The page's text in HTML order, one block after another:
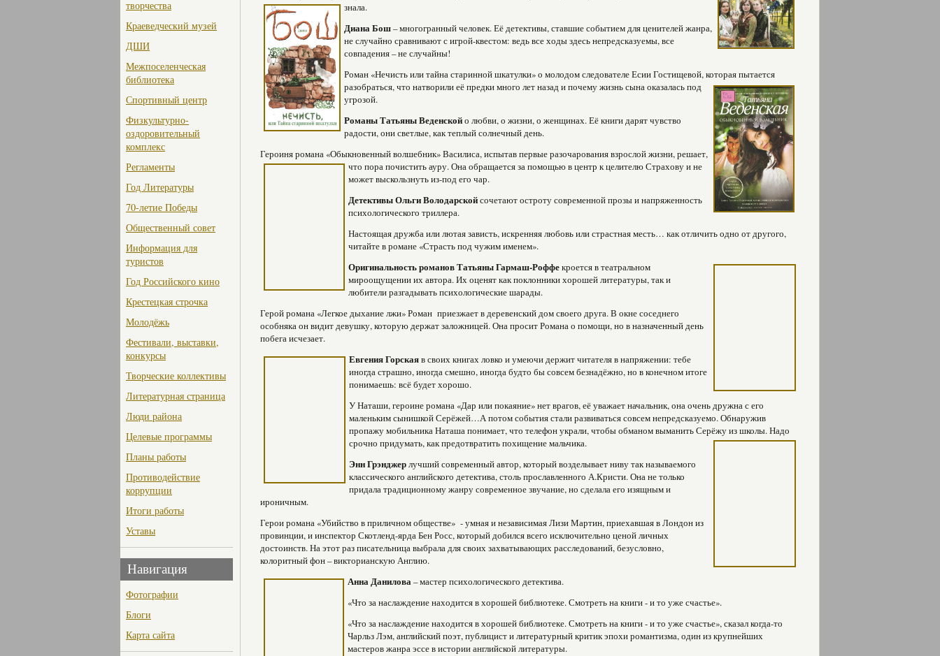
творчества
Краеведческий музей
ДШИ
Межпоселенческая
библиотека
Спортивный центр
Физкультурно-
оздоровительный
комплекс
Регламенты
Год Литературы
70-летие Победы
Общественный совет
Информация для
туристов
Год Российского кино
Крестецкая строчка
Молодёжь
Фестивали, выставки,
конкурсы
Творческие коллективы
Литературная страница
Люди района
Целевые программы
Планы работы
Противодействие
коррупции
Итоги работы
Уставы
Навигация
Фотографии
Блоги
Карта сайта
знала.
Диана Бош– многогранный человек. Её детективы, ставшие событием для ценителей жанра,
не случайно сравнивают с игрой-квестом: ведь все ходы здесь непредсказуемы, все
совпадения – не случайны!
Роман «Нечисть или тайна старинной шкатулки» о молодом следователе Есии Гостищевой, которая пытается
разобраться, что натворили её предки много лет назад ипочему жизнь сына оказалась под
угрозой.
Романы Татьяны Веденскойо любви, о жизни, о женщинах. Её книги дарят чувство
радости, они светлые, как теплый солнечный день.
Героиня романа «Обыкновенный волшебник» Василиса, испытав первые разочарования взрослой жизни, решает,
что пора почистить ауру. Она обращается запомощью в центр к целителю Страхову и не
может выскользнуть из-под его чар.
Детективы Ольги Володарскойсочетают остроту современной прозы и напряженность
психологического триллера.
Настоящая дружба или лютая зависть, искренняя любовь или страстная месть… как отличить одно от другого,
читайте в романе «Страсть под чужим именем».
Оригинальность романов Татьяны Гармаш-Роффекроется в театральном
мироощущении их автора. Их оценят как поклонники хорошей литературы, так и
любители разгадывать психологические шарады.
Герой романа «Легкое дыхание лжи» Роман приезжает в деревенский дом своего друга. В окне соседнего
особняка он видит девушку, которую держат заложницей. Она просит Романа о помощи, но в назначенный день
побега исчезает.
Евгения Горскаяв своих книгах ловко и умеючи держит читателя в напряжении: тебе
иногда страшно, иногда смешно, иногда будто бы совсем безнадёжно, но в конечном итоге
понимаешь: всё будет хорошо.
У Наташи, героине романа «Дар или покаяние» нет врагов, её уважает начальник, она очень дружна с его
маленьким сынишкой Серёжей…А потом события стали развиваться совсем непредсказуемо. Обнаружив
пропажу мобильника Наташа понимает, что телефон украли, чтобы обманом выманить Серёжу из школы. Надо
срочно придумать, как предотвратить похищение мальчика.
Энн Грэнджерлучший современный автор, который возделывает ниву так называемого
классического английского детектива, столь прославленного А.Кристи. Она не только
придала традиционному жанру современное звучание, но сделала его изящным и
ироничным.
Герои романа «Убийство в приличном обществе» - умная и независимая Лизи Мартин, приехавшая в Лондон из
провинции, и инспектор Скотленд-ярда Бен Росс, который добился всего исключительно ценой личных
достоинств. На этот раз писательница выбрала для своих захватывающих расследований, безусловно,
колоритный фон – викторианскую Англию.
Анна Данилова– мастер психологического детектива.
«Что за наслаждение находится в хорошей библиотеке. Смотреть на книги - и то уже счастье».
«Что за наслаждение находится в хорошей библиотеке. Смотреть на книги - и то уже счастье», сказал когда-то
Чарльз Лэм, английский поэт, публицист и литературный критик эпохи романтизма, один из крупнейших
мастеров жанра эссе в истории английской литературы.